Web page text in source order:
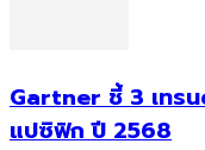
Gartner ชี้ 3 เทรน
แปซิฟิก ปี 2568